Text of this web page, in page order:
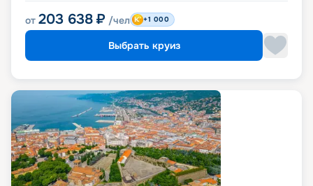
от 203 638 ₽ /чел +1 000
Выбрать круиз